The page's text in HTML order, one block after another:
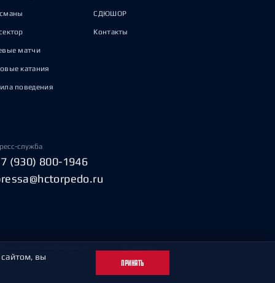
матчи
катания
поведения
СДЮШОР
Контакты
служба
(930) 800-1946
сайтом, вы
ПРИНЯТЬ